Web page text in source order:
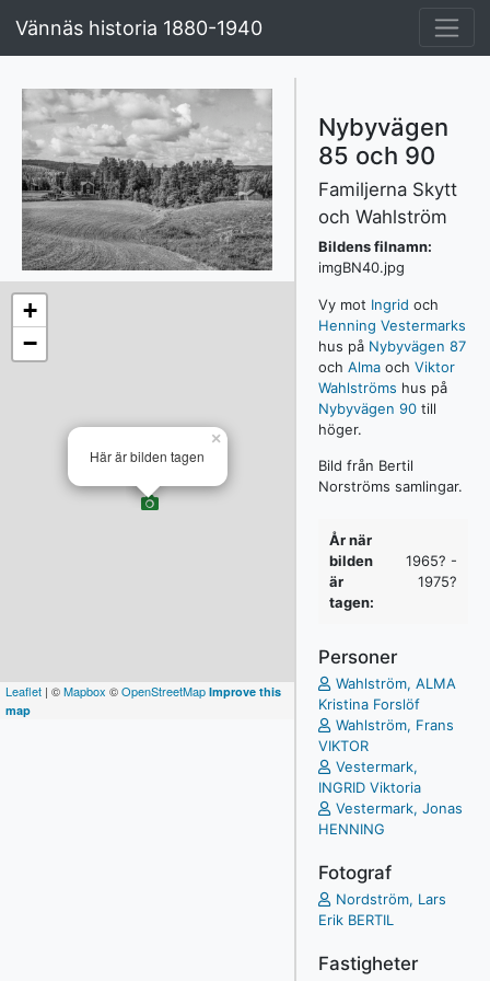
Vännäs historia 1880-1940
Här är bilden tagen
×
+
−
Leaflet | ©Mapbox ©OpenStreetMap Improve this
map
Nybyvägen
85 och 90
Familjerna Skytt
och Wahlström
Bildens filnamn:
imgBN40.jpg
Vy mot Ingrid och
Henning Vestermarks
hus på Nybyvägen 87
och Almaoch Viktor
Wahlströms hus på
Nybyvägen 90till
höger.
Bild från Bertil
Norströms samlingar.
År när
bilden
är
tagen:
1965? -
1975?
Personer
Wahlström, ALMA
Kristina Forslöf
Wahlström, Frans
VIKTOR
Vestermark,
INGRID Viktoria
Vestermark, Jonas
HENNING
Fotograf
Nordström, Lars
Erik BERTIL
Fastigheter